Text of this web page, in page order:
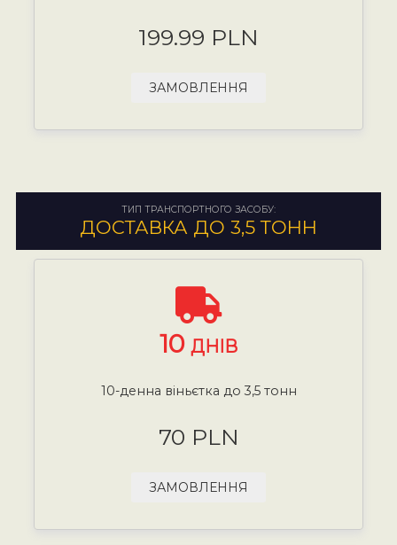
199.99 PLN
ЗАМОВЛЕННЯ
ТИП ТРАНСПОРТНОГО ЗАСОБУ:
ДОСТАВКА ДО 3,5 ТОНН
10 ДНІВ
10-денна віньєтка до 3,5 тонн
70 PLN
ЗАМОВЛЕННЯ